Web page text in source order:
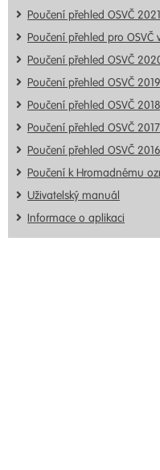
Poučení přehled OSVČ 2021
Poučení přehled pro
Poučení přehled OSVČ
Poučení přehled OSVČ 2019
Poučení přehled OSVČ 2018
Poučení přehled OSVČ 2017
Poučení přehled OSVČ 2016
Poučení k Hromadnému
Uživatelský manuál
Informace o aplikaci